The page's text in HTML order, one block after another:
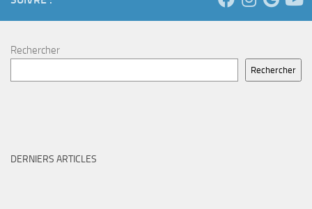
Rechercher
Rechercher
DERNIERS ARTICLES